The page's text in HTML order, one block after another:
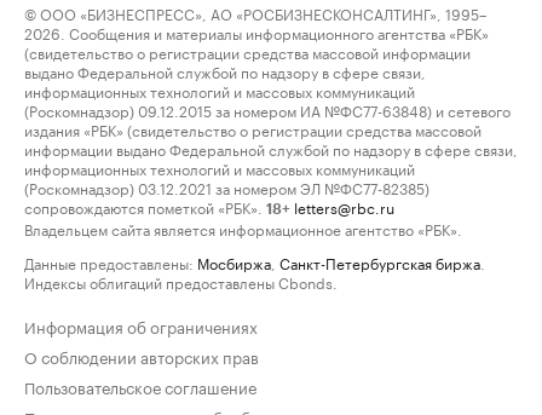
© ООО «БИЗНЕСПРЕСС», АО «РОСБИЗНЕСКОНСАЛТИНГ», 1995–
2026. Сообщения и материалы информационного агентства «РБК»
(свидетельство о регистрации средства массовой информации
выдано Федеральной службой по надзору в сфере связи,
информационных технологий и массовых коммуникаций
(Роскомнадзор) 09.12.2015 за номером ИА №ФС77-63848) и сетевого
издания «РБК» (свидетельство о регистрации средства массовой
информации выдано Федеральной службой по надзору в сфере связи,
информационных технологий и массовых коммуникаций
(Роскомнадзор) 03.12.2021 за номером ЭЛ №ФС77-82385)
сопровождаются пометкой «РБК».
18+ letters@rbc.ru
Владельцем сайта является информационное агентство «РБК».
Данные предоставлены: Мосбиржа Санкт-Петербургская биржа
Индексы облигаций предоставлены Cbonds.
Информация об ограничениях
О соблюдении авторских прав
Пользовательское соглашение